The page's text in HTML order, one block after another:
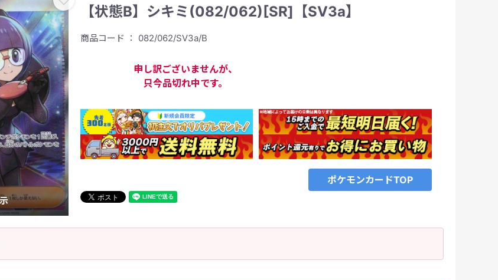
【状態B】シキミ(082/062)[SR]【SV3a】
商品コード ： 082/062/SV3a/B
申し訳ございませんが、
只今品切れ中です。
ポケモンカードTOP